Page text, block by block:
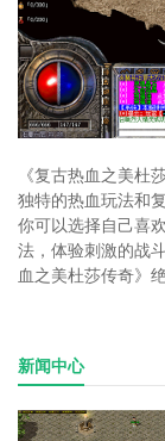
《复古热血之美杜
独特的热血玩法和
你可以选择自己喜
法，体验刺激的战
血之美杜莎传奇》
新闻中心